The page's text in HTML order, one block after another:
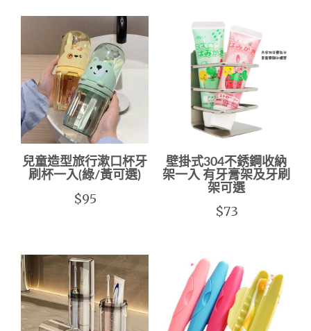
兒童造型旅行漱口杯牙
刷杯一入(綠/黃可選)
$95
壁掛式304不銹鋼收納
架一入 有牙膏架及牙刷
架可選
$73